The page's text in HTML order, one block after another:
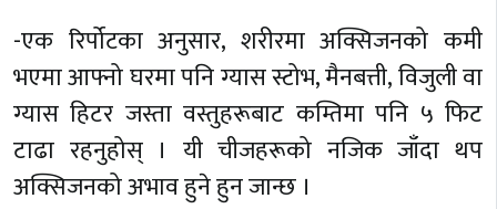
-एक रिर्पोटका अनुसार, शरीरमा अक्सिजनको कमी
भएमा आफ्नो घरमा पनि ग्यास स्टोभ, मैनबत्ती, विजुली वा
ग्यास हिटर जस्ता वस्तुहरूबाट कम्तिमा पनि ५ फिट
टाढा रहनुहोस् । यी चीजहरूको नजिक जाँदा थप
अक्सिजनको अभाव हुने हुन जान्छ ।